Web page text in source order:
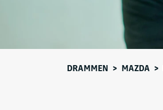
DRAMMEN > MAZDA >